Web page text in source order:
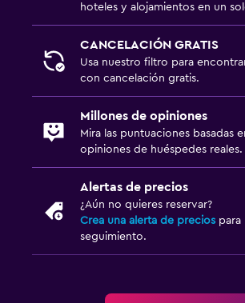
hoteles y alojamientos en un
CANCELACIÓN GRATIS
Usa nuestro filtro para
con cancelación gratis.
Millones de opiniones
Mira las puntuaciones basadas
opiniones de huéspedes reales.
Alertas de precios
¿Aún no quieres reservar?
Crea una alerta de precios para
seguimiento.